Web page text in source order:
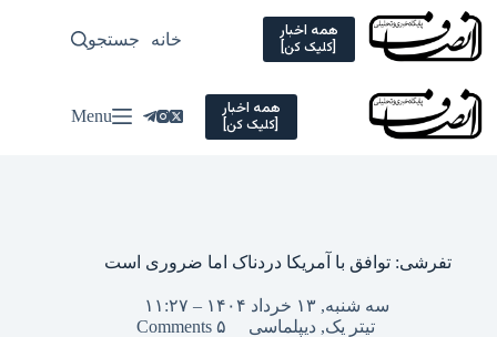
Skip
content
همه اخبار
[کلیک کن] خانه سیاسی
جستجو
همه اخبار
[کلیک کن] Menu
تفرشی: توافق با آمریکا دردناک اما ضروری است
سه شنبه, ۱۳ خرداد ۱۴۰۴ – ۱۱:۲۷
تیتر یک, دیپلماسی ۵ Comments